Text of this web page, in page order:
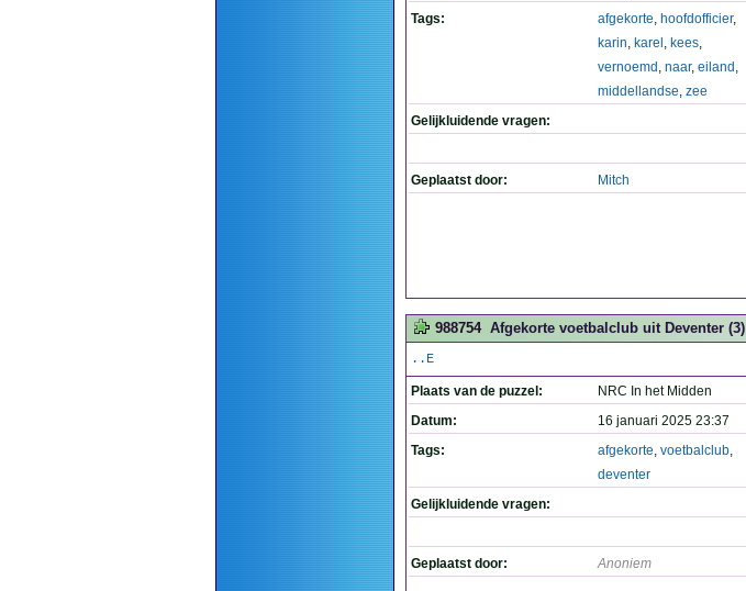
Tags:
afgekorte, hoofdofficier,
karin, karel , kees,
vernoemd , naar, eiland ,
middellandse, zee
Gelijkluidende vragen:
Geplaatst door: Mitch
988754 Afgekorte voetbalclub uit Deventer (3)
..E
Plaats van de puzzel:
NRC In het Midden
Datum:
16 januari 2025 23:37
Tags:
afgekorte, voetbalclub,
deventer
Gelijkluidende vragen:
Geplaatst door: Anoniem